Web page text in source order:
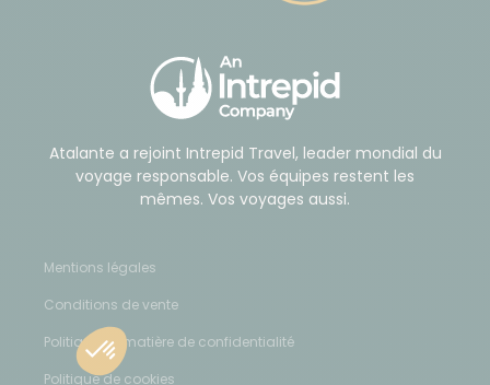
Atalante a rejoint Intrepid Travel, leader mondial du
voyage responsable. Vos équipes restent les
mêmes. Vos voyages aussi.
Mentions légales
Conditions de vente
Politique en matière de confidentialité
Politique de cookies